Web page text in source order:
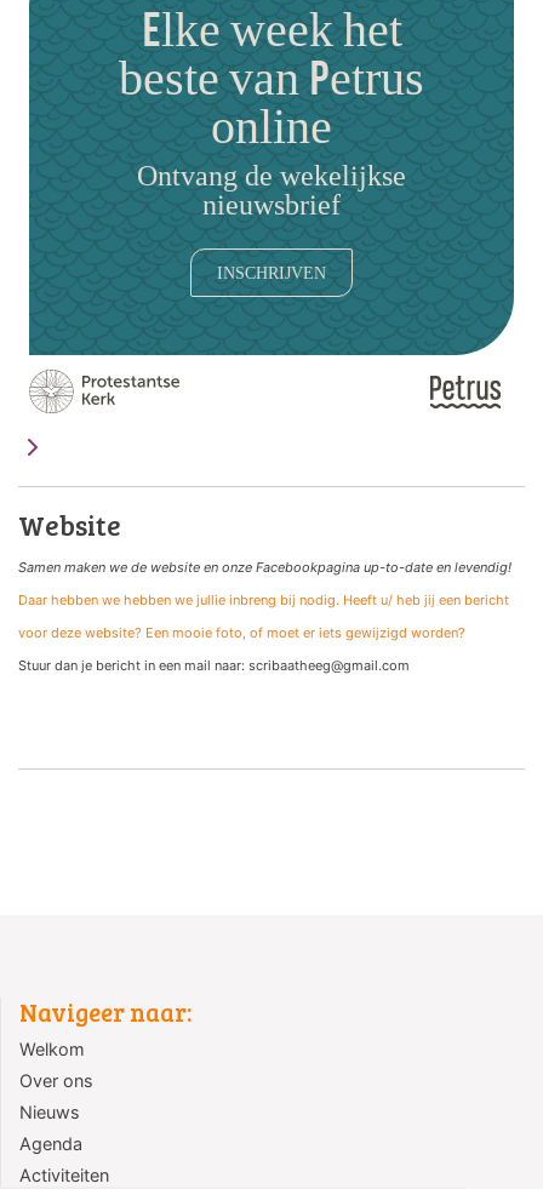
Elke week het
beste van Petrus
online
Ontvang de wekelijkse
nieuwsbrief
INSCHRIJVEN
Website
Samen maken we de website en onze Facebookpagina up-to-date en levendig!
Daar hebben we hebben we jullie inbreng bij nodig. Heeft u/ heb jij een bericht
voor deze website? Een mooie foto, of moet er iets gewijzigd worden?
Stuur dan je bericht in een mail naar: scribaatheeg@gmail.com
Navigeer naar:
Welkom
Over ons
Nieuws
Agenda
Activiteiten